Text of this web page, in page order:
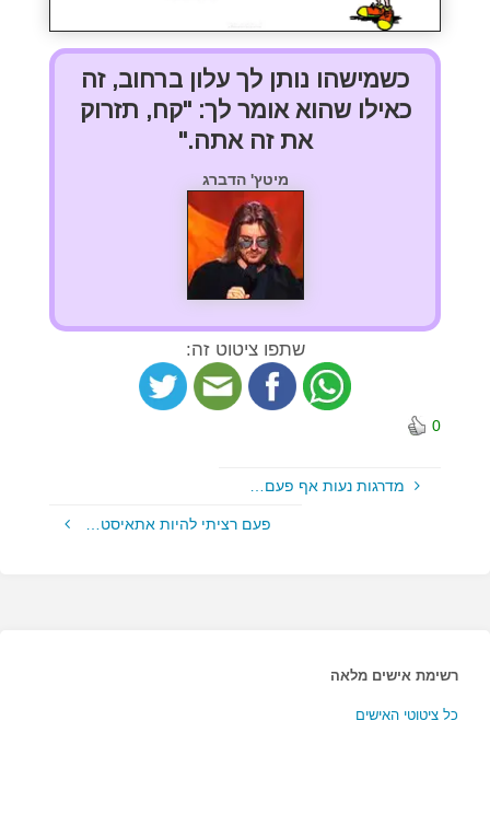
כשמישהו נותן לך עלון ברחוב, זה
כאילו שהוא אומר לך: "קח, תזרוק
את זה אתה."
מיטץ' הדברג
שתפו ציטוט זה:
0
מדרגות נעות אף פעם…
פעם רציתי להיות אתאיסט…
רשימת אישים מלאה
כל ציטוטי האישים